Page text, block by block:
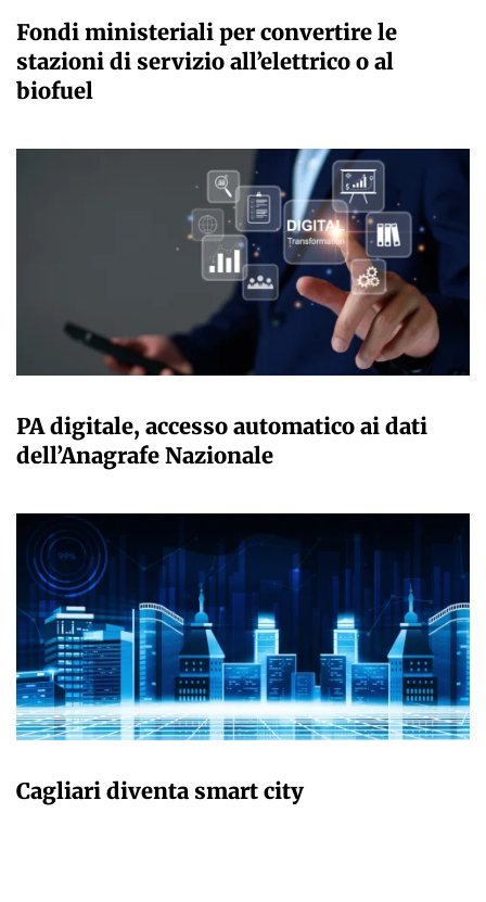
Fondi ministeriali per convertire le
stazioni di servizio all’elettrico o al
biofuel
PA digitale, accesso automatico ai dati
dell’Anagrafe Nazionale
Cagliari diventa smart city